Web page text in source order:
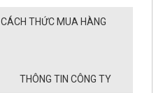
CÁCH THỨC MUA HÀNG
THÔNG TIN CÔNG TY